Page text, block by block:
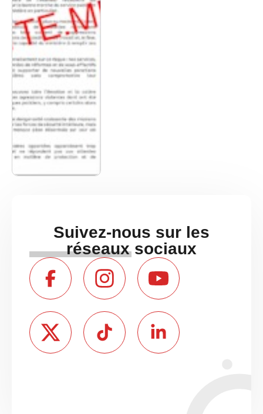
Suivez-nous sur les
réseaux sociaux